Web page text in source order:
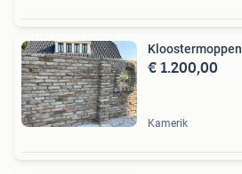
Kloostermoppen
€ 1.200,00
Kamerik